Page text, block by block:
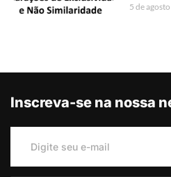
5 de
Inscreva-se na nossa